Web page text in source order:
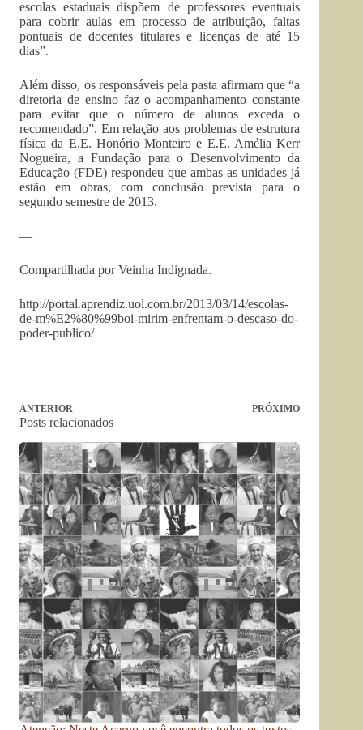
escolas estaduais dispõem de professores eventuais
para cobrir aulas em processo de atribuição, faltas
pontuais de docentes titulares e licenças de até 15
dias”.
Além disso, os responsáveis pela pasta afirmam que “a
diretoria de ensino faz o acompanhamento constante
para evitar que o número de alunos exceda o
recomendado”. Em relação aos problemas de estrutura
física da E.E. Honório Monteiro e E.E. Amélia Kerr
Nogueira, a Fundação para o Desenvolvimento da
Educação (FDE) respondeu que ambas as unidades já
estão em obras, com conclusão prevista para o
segundo semestre de 2013.
—
Compartilhada por Veinha Indignada.
http://portal.aprendiz.uol.com.br/2013/03/14/escolas-
de-m%E2%80%99boi-mirim-enfrentam-o-descaso-do-
poder-publico/
ANTERIOR PRÓXIMO
Posts relacionados